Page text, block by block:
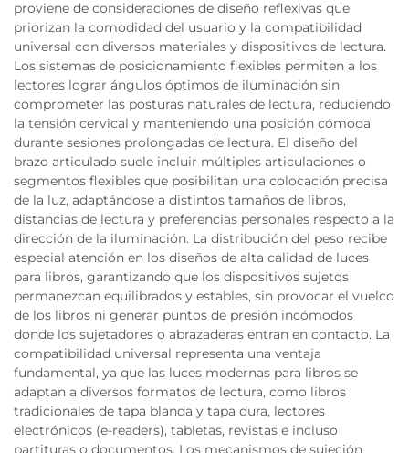
proviene de consideraciones de diseño reflexivas que
priorizan la comodidad del usuario y la compatibilidad
universal con diversos materiales y dispositivos de lectura.
Los sistemas de posicionamiento flexibles permiten a los
lectores lograr ángulos óptimos de iluminación sin
comprometer las posturas naturales de lectura, reduciendo
la tensión cervical y manteniendo una posición cómoda
durante sesiones prolongadas de lectura. El diseño del
brazo articulado suele incluir múltiples articulaciones o
segmentos flexibles que posibilitan una colocación precisa
de la luz, adaptándose a distintos tamaños de libros,
distancias de lectura y preferencias personales respecto a la
dirección de la iluminación. La distribución del peso recibe
especial atención en los diseños de alta calidad de luces
para libros, garantizando que los dispositivos sujetos
permanezcan equilibrados y estables, sin provocar el vuelco
de los libros ni generar puntos de presión incómodos
donde los sujetadores o abrazaderas entran en contacto. La
compatibilidad universal representa una ventaja
fundamental, ya que las luces modernas para libros se
adaptan a diversos formatos de lectura, como libros
tradicionales de tapa blanda y tapa dura, lectores
electrónicos (e-readers), tabletas, revistas e incluso
partituras o documentos. Los mecanismos de sujeción